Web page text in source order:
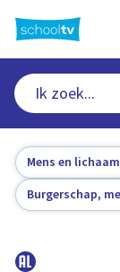
naar
hoofdinhoud
Mens en lichaam
Burgerschap,